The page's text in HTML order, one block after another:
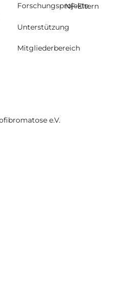
Forschungsprojekte
Unterstützung
Mitgliederbereich
NF-Eltern
e.V.